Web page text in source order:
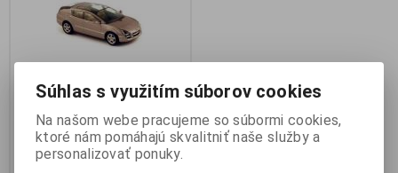
1:43 WEBASTO WELCOME
CONCEPT CAR - NOREV -
880001
Súhlas s využitím súborov cookies
Na našom webe pracujeme so súbormi cookies,
ktoré nám pomáhajú skvalitniť naše služby a
personalizovať ponuky.